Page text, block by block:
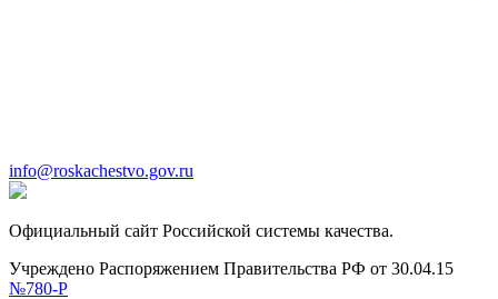
info@roskachestvo.gov.ru
Официальный сайт Российской системы качества.
Учреждено Распоряжением Правительства РФ от 30.04.15
№780-Р